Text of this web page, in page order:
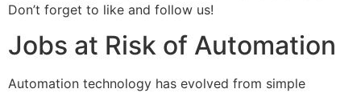
Don’t forget to like and follow us!
Jobs at Risk of Automation
Automation technology has evolved from simple